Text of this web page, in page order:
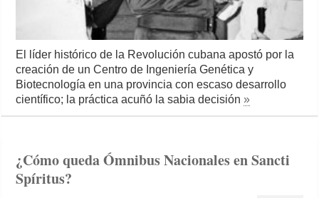
El líder histórico de la Revolución cubana apostó por la
creación de un Centro de Ingeniería Genética y
Biotecnología en una provincia con escaso desarrollo
científico; la práctica acuñó la sabia decisión»
¿Cómo queda Ómnibus Nacionales en Sancti
Spíritus?